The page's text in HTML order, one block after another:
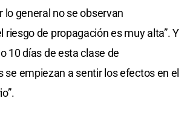
lo general no se observan
riesgo de propagación es muy alta”. Y
10 días de esta clase de
se empiezan a sentir los efectos en el